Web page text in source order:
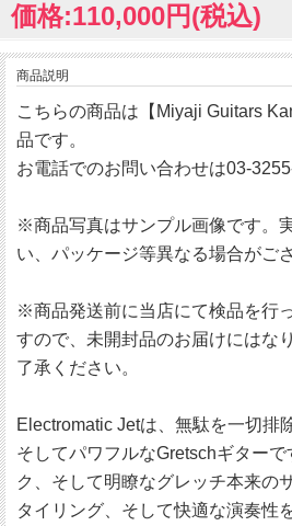
価格:110,000円(税込)
商品説明
こちらの商品は【Miyaji Guitars
品です。
お電話でのお問い合わせは03-
※商品写真はサンプル画像です。
い、パッケージ等異なる場合がご
※商品発送前に当店にて検品を行
すので、未開封品のお届けにはな
了承ください。
Electromatic Jetは、無駄を一切排
そしてパワフルなGretschギター
ク、そして明瞭なグレッチ本来の
タイリング、そして快適な演奏性